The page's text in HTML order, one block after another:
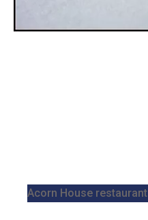
Acorn House restaurant